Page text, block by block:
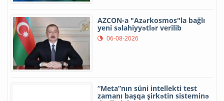
AZCON-a "Azərkosmos"la bağlı
yeni səlahiyyətlər verilib
06-08-2026
“Meta”nın süni intellekti test
zamanı başqa şirkətin sisteminə